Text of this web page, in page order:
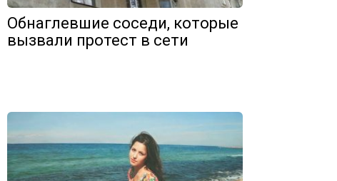
Обнаглевшие соседи, которые
вызвали протест в сети